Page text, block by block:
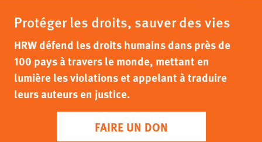
Protéger les droits, sauver des vies
HRW défend les droits humains dans près de
100 pays à travers le monde, mettant en
lumière les violations et appelant à traduire
leurs auteurs en justice.
FAIRE UN DON